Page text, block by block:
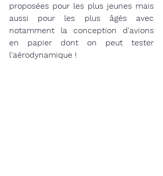
proposées pour les plus jeunes mais
aussi pour les plus âgés avec
notamment la conception d'avions
en papier dont on peut tester
l'aérodynamique !